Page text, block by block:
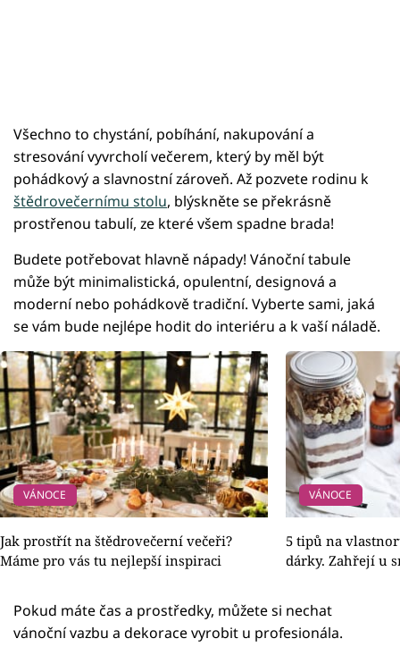
Všechno to chystání, pobíhání, nakupování a
stresování vyvrcholí večerem, který by měl být
pohádkový a slavnostní zároveň. Až pozvete rodinu k
štědrovečernímu stolu, blýskněte se překrásně
prostřenou tabulí, ze které všem spadne brada!
Budete potřebovat hlavně nápady! Vánoční tabule
může být minimalistická, opulentní, designová a
moderní nebo pohádkově tradiční. Vyberte sami, jaká
se vám bude nejlépe hodit do interiéru a k vaší náladě.
VÁNOCE
Jak prostřít na štědrovečerní večeři?
Máme pro vás tu nejlepší inspiraci
VÁNOCE
5 tipů na
dárky. Zahřejí u
Pokud máte čas a prostředky, můžete si nechat
vánoční vazbu a dekorace vyrobit u profesionála.